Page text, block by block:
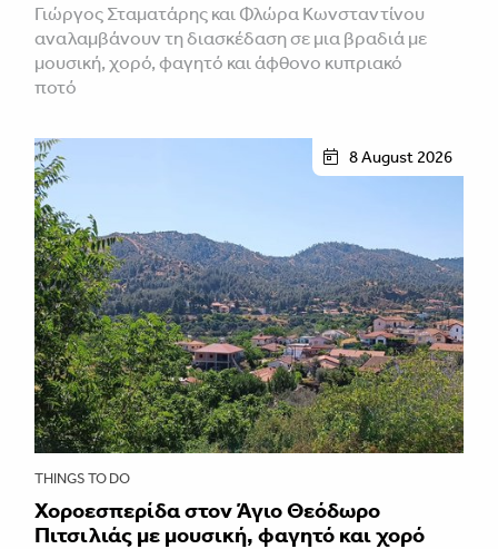
Γιώργος Σταματάρης και Φλώρα Κωνσταντίνου
αναλαμβάνουν τη διασκέδαση σε μια βραδιά με
μουσική, χορό, φαγητό και άφθονο κυπριακό
ποτό
8 August 2026
THINGS TO DO
Χοροεσπερίδα στον Άγιο Θεόδωρο
Πιτσιλιάς με μουσική, φαγητό και χορό